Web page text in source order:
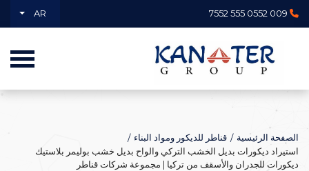
009 0552 555 7552
AR
الصفحة الرئيسية
قناطر للديكور ومواد البناء
استيراد ديكورات بديل الخشب التركي والواح بديل خشب بوليمر بلاستيك
ديكورات للجدران والأسقف من تركيا | مجموعة شركات قناطر